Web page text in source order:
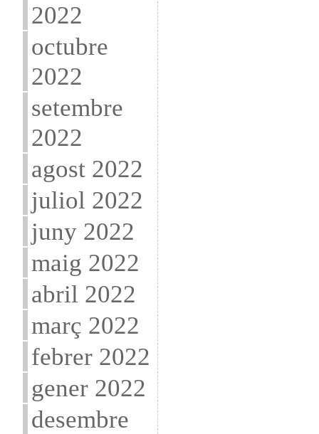
2022
octubre
2022
setembre
2022
agost 2022
juliol 2022
juny 2022
maig 2022
abril 2022
març 2022
febrer 2022
gener 2022
desembre